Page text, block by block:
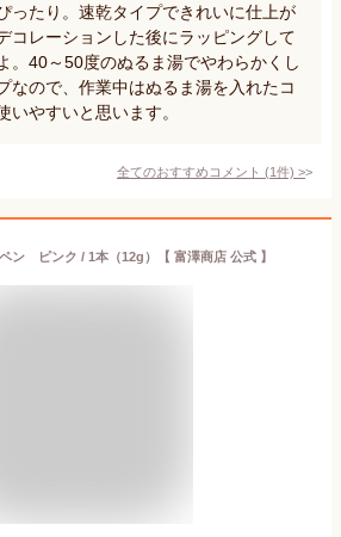
ったり。速乾タイプできれいに仕上が
コレーションした後にラッピングして
。40～50度のぬるま湯でやわらかくし
なので、作業中はぬるま湯を入れたコ
いやすいと思います。
全てのおすすめコメント (1件) >
ン ピンク / 1本（12g）【 富澤商店 公式 】